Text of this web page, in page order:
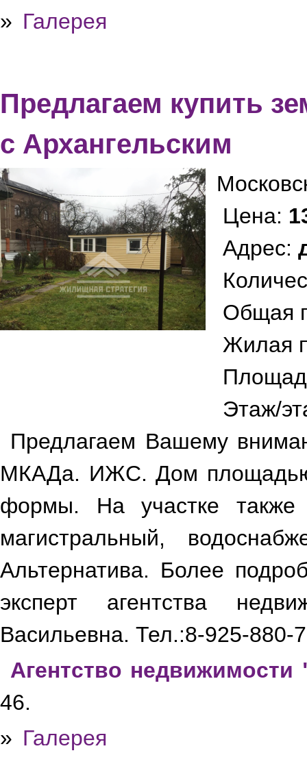
» Галерея
Предлагаем купить
с Архангельским
Цена:
Адрес:
Общая
Жилая
Этаж/
Предлагаем Вашему
МКАДа. ИЖС. Дом площадью
формы. На участке также
магистральный,
Альтернатива. Более
эксперт агентства
Васильевна. Тел.:8-925-880-
Агентство
46.
» Галерея